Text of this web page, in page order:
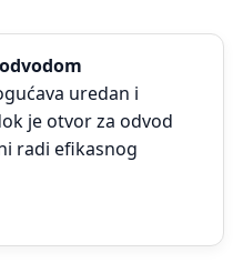
uredan i
je otvor za odvod
radi efikasnog